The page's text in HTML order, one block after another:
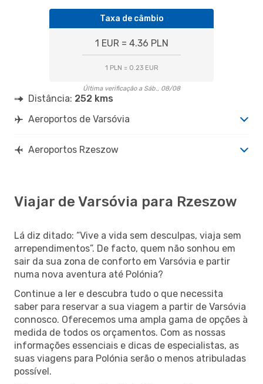
Taxa de câmbio
1 EUR = 4.36 PLN
1 PLN = 0.23 EUR
Última verificação a Sáb., 08/08
Distância: 252 kms
Aeroportos de Varsóvia
Aeroportos Rzeszow
Viajar de Varsóvia para Rzeszow
Lá diz ditado: “Vive a vida sem desculpas, viaja sem
arrependimentos”. De facto, quem não sonhou em
sair da sua zona de conforto em Varsóvia e partir
numa nova aventura até Polónia?
Continue a ler e descubra tudo o que necessita
saber para reservar a sua viagem a partir de Varsóvia
connosco. Oferecemos uma ampla gama de opções à
medida de todos os orçamentos. Com as nossas
informações essenciais e dicas de especialistas, as
suas viagens para Polónia serão o menos atribuladas
possível.